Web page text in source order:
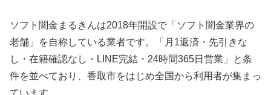
ソフト闇金まるきんは2018年開設で「ソフト闇金業界の
老舗」を自称している業者です。「月1返済・先引きな
し・在籍確認なし・LINE完結・24時間365日営業」と条
件を並べており、香取市をはじめ全国から利用者が集まっ
ています。